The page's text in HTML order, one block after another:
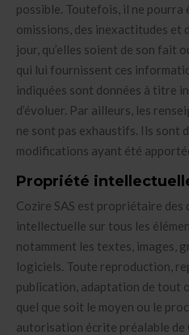
possible. Toutefois, il ne pourra
omissions, des inexactitudes et
jour, qu’elles soient de son fait
qui lui fournissent ces
indiquées sont données à titre
d’évoluer. Par ailleurs, les
ne sont pas exhaustifs. Ils sont
modifications ayant été
Propriété
Cozire SAS est propriétaire
intellectuelle sur tous les
notamment les textes, images,
logiciels. Toute reproduction,
publication, adaptation de tout
quel que soit le moyen ou le
autorisation écrite préalable de